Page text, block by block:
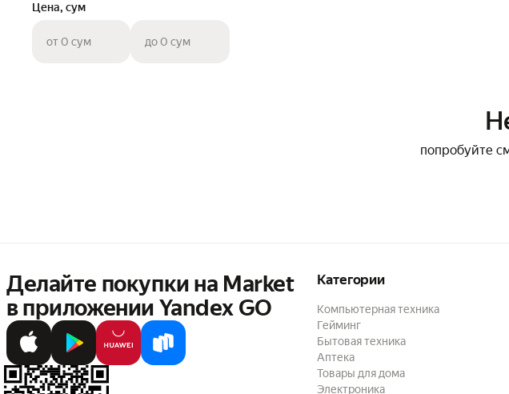
Цена, сум
от 0 сум до 0 сум
попробуйте
Делайте покупки на Market
в приложении Yandex GO
Категории
Компьютерная техника
Гейминг
Бытовая техника
Аптека
Товары для дома
Электроника